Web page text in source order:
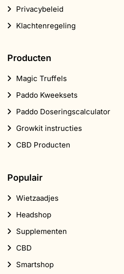
Privacybeleid
Klachtenregeling
Producten
Magic Truffels
Paddo Kweeksets
Paddo Doseringscalculator
Growkit instructies
CBD Producten
Populair
Wietzaadjes
Headshop
Supplementen
CBD
Smartshop